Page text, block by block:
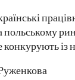
польському
конкурують із